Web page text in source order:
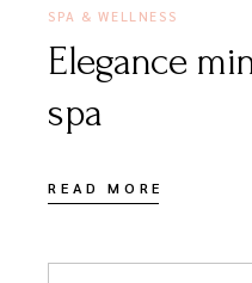
SPA & WELLNESS
Elegance
spa
READ MORE